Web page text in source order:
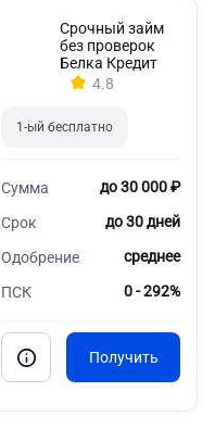
Срочный займ
без проверок
Белка Кредит
4.8
1-ый бесплатно
Сумма до 30 000 ₽
Срок до 30 дней
Одобрение среднее
ПСК 0 - 292%